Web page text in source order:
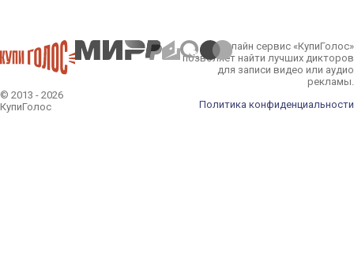
© 2013 - 2026
КупиГолос
Онлайн сервис «КупиГолос»
позволяет найти лучших дикторов
для записи видео или аудио
рекламы.
Политика конфиденциальности